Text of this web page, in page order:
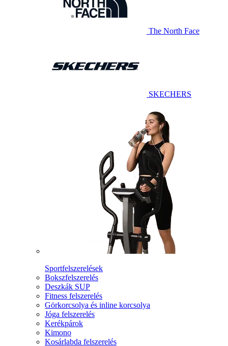
The North Face
SKECHERS
Sportfelszerelések
Bokszfelszerelés
Deszkák SUP
Fitness felszerelés
Görkorcsolya és inline korcsolya
Jóga felszerelés
Kerékpárok
Kimono
Kosárlabda felszerelés